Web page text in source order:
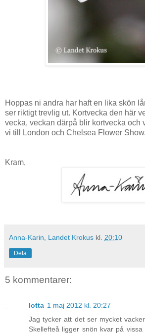
Hoppas ni andra har haft en lika skön
ser riktigt trevlig ut. Kortvecka den här
vecka, veckan därpå blir kortvecka och
vi till London och Chelsea Flower
Kram,
Anna-Karin, Landet Krokus kl. 20:10
Dela
5 kommentarer:
lotta 1 maj 2012 kl. 20:27
Jag tycker att det ser mycket
Skellefteå ligger snön kvar på